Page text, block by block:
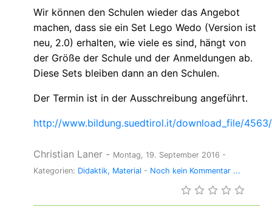
Wir können den Schulen wieder das Angebot
machen, dass sie ein Set Lego Wedo (Version ist
neu, 2.0) erhalten, wie viele es sind, hängt von
der Größe der Schule und der Anmeldungen ab.
Diese Sets bleiben dann an den Schulen.
Der Termin ist in der Ausschreibung angeführt.
http://www.bildung.suedtirol.it/download_file/
Christian Laner - Montag, 19. September 2016 -
Kategorien: Didaktik Material - Noch kein Kommentar ...